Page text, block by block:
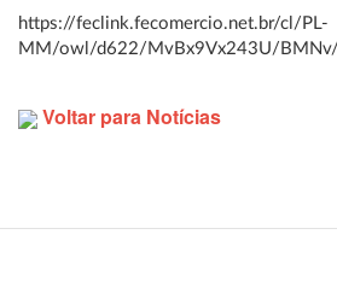
https://feclink.fecomercio.net.br/cl/PL-
MM/owl/d622/MvBx9Vx243U/
Voltar para Notícias